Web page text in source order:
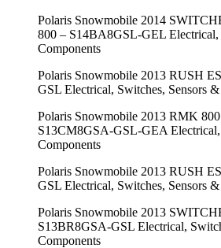
Polaris Snowmobile 2014
800 – S14BA8GSL-GEL Electrical,
Components
Polaris Snowmobile 2013 RUSH
GSL Electrical, Switches, Sensors
Polaris Snowmobile 2013 RMK
S13CM8GSA-GSL-GEA
Components
Polaris Snowmobile 2013 RUSH
GSL Electrical, Switches, Sensors
Polaris Snowmobile 2013
S13BR8GSA-GSL Electrical,
Components